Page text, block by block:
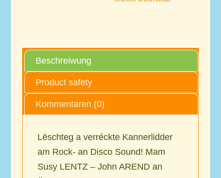
Beschreiwung
Product safety
Kommentaren (0)
Lëschteg a verréckte Kannerlidder
am Rock- an Disco Sound! Mam
Susy LENTZ – John AREND an